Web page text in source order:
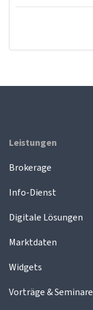
Leistungen
Brokerage
Info-Dienst
Digitale Lösungen
Marktdaten
Widgets
Vorträge & Seminare